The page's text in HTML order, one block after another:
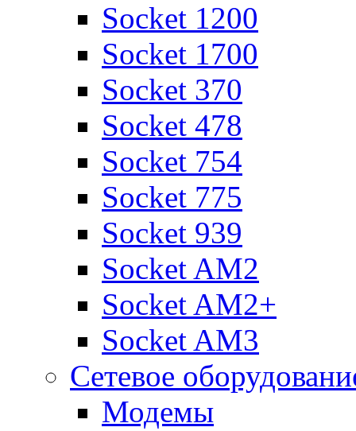
Socket 1200
Socket 1700
Socket 370
Socket 478
Socket 754
Socket 775
Socket 939
Socket AM2
Socket AM2+
Socket AM3
Сетевое
Модемы